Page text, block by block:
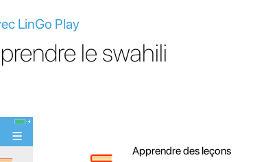
LinGo Play
le swahili
Apprendre des leçons